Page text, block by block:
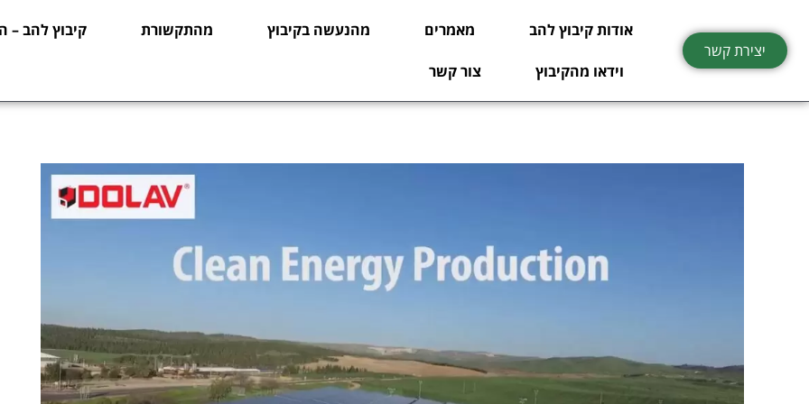
לתוכן
יצירת קשר
אודות קיבוץ להב מאמרים מהנעשה בקיבוץ מהתקשורת קיבוץ להב –
וידאו מהקיבוץ צור קשר